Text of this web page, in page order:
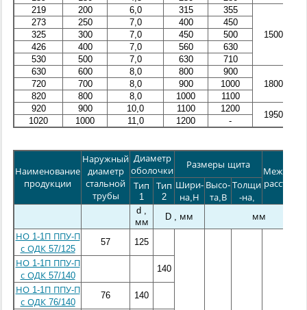
219
200 6,0 315 355
1500
273 250 7,0 400
450
325
300 7,0 450
500
426
400 7,0 560 630
530 500 7,0 630
710
630
600 8,0 800
900
1800
720 700 8,0 900
1000
820
800 8,0 1000
1100
920 900 10,0 1100 1200
1950
1020 1000 11,0 1200 -
Наименование
продукции
Наружный
диаметр
стальной
трубы
Диаметр
оболочки
Размеры щита
Тип
1
Тип
2
Шири-
на,Н
Высо-
та,В
Толщи
-на,
d ,
мм
D , мм
мм
НО 1-1П ППУ-П
с ОДК 57/125
57 125
НО 1-1П ППУ-П
с ОДК 57/140
140
НО 1-1П ППУ-П
с ОДК 76/140
76 140